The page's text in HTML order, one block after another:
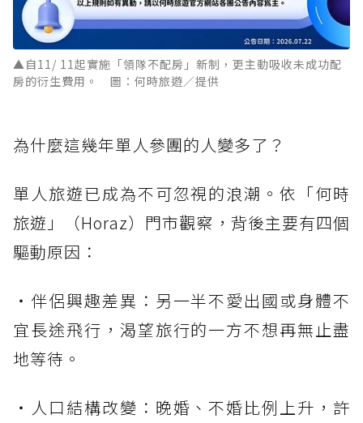
▲自11/ 11起實施「領隊不配房」新制，更主動吸收未成功配
房的衍生費用。 圖：何時旅遊／提供
為什麼這幾年單人參團的人變多了？
單人旅遊已成為不可忽視的浪潮。依「何時
旅遊」（Horaz）門市觀察，背後主要有四個
驅動原因：
・伴侶興趣差異：另一半不愛出國或身體不
宜長途飛行，渴望旅行的一方不想再無止盡
地等待。
・人口結構改變：晚婚、不婚比例上升，許